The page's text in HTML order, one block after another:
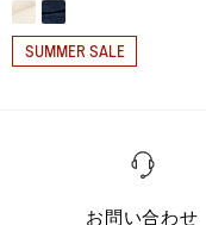
SUMMER SALE
お問い合わせ